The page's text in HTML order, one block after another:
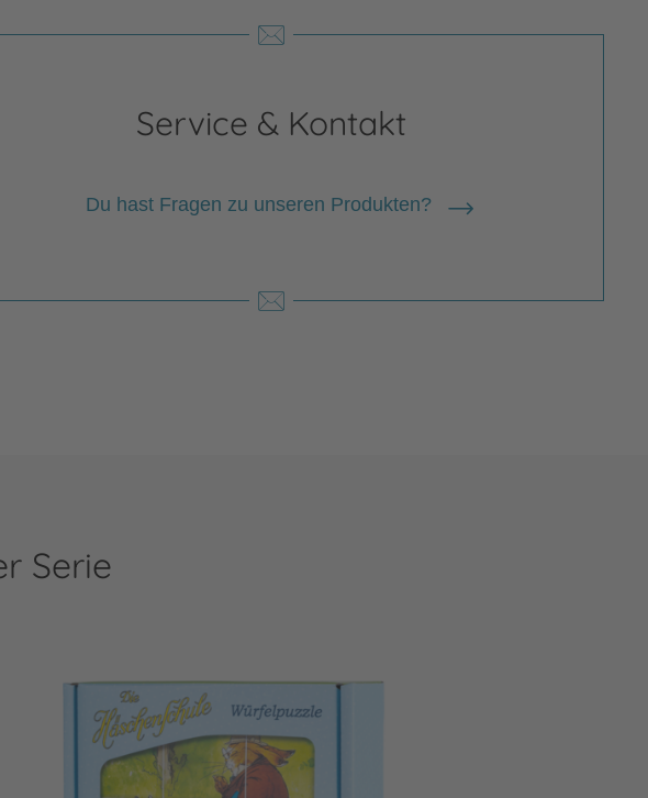
Service & Kontakt
Du hast Fragen zu unseren Produkten?
Serie